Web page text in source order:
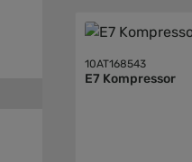
10AT168543
E7 Kompressor